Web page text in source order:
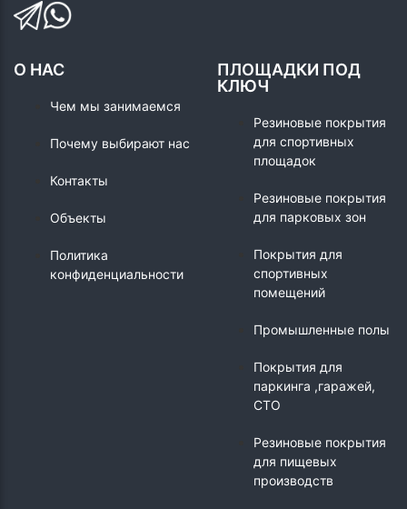
О НАС
Чем мы занимаемся
Почему выбирают нас
Контакты
Объекты
Политика
конфиденциальности
ПЛОЩАДКИ ПОД
КЛЮЧ
Резиновые покрытия
для спортивных
площадок
Резиновые покрытия
для парковых зон
Покрытия для
спортивных
помещений
Промышленные полы
Покрытия для
паркинга ,гаражей,
СТО
Резиновые покрытия
для пищевых
производств